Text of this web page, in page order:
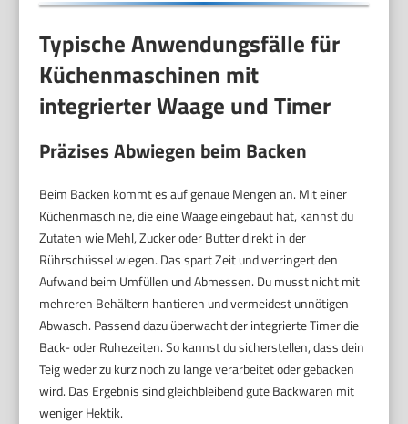
Typische Anwendungsfälle für
Küchenmaschinen mit
integrierter Waage und Timer
Präzises Abwiegen beim Backen
Beim Backen kommt es auf genaue Mengen an. Mit einer
Küchenmaschine, die eine Waage eingebaut hat, kannst du
Zutaten wie Mehl, Zucker oder Butter direkt in der
Rührschüssel wiegen. Das spart Zeit und verringert den
Aufwand beim Umfüllen und Abmessen. Du musst nicht mit
mehreren Behältern hantieren und vermeidest unnötigen
Abwasch. Passend dazu überwacht der integrierte Timer die
Back- oder Ruhezeiten. So kannst du sicherstellen, dass dein
Teig weder zu kurz noch zu lange verarbeitet oder gebacken
wird. Das Ergebnis sind gleichbleibend gute Backwaren mit
weniger Hektik.